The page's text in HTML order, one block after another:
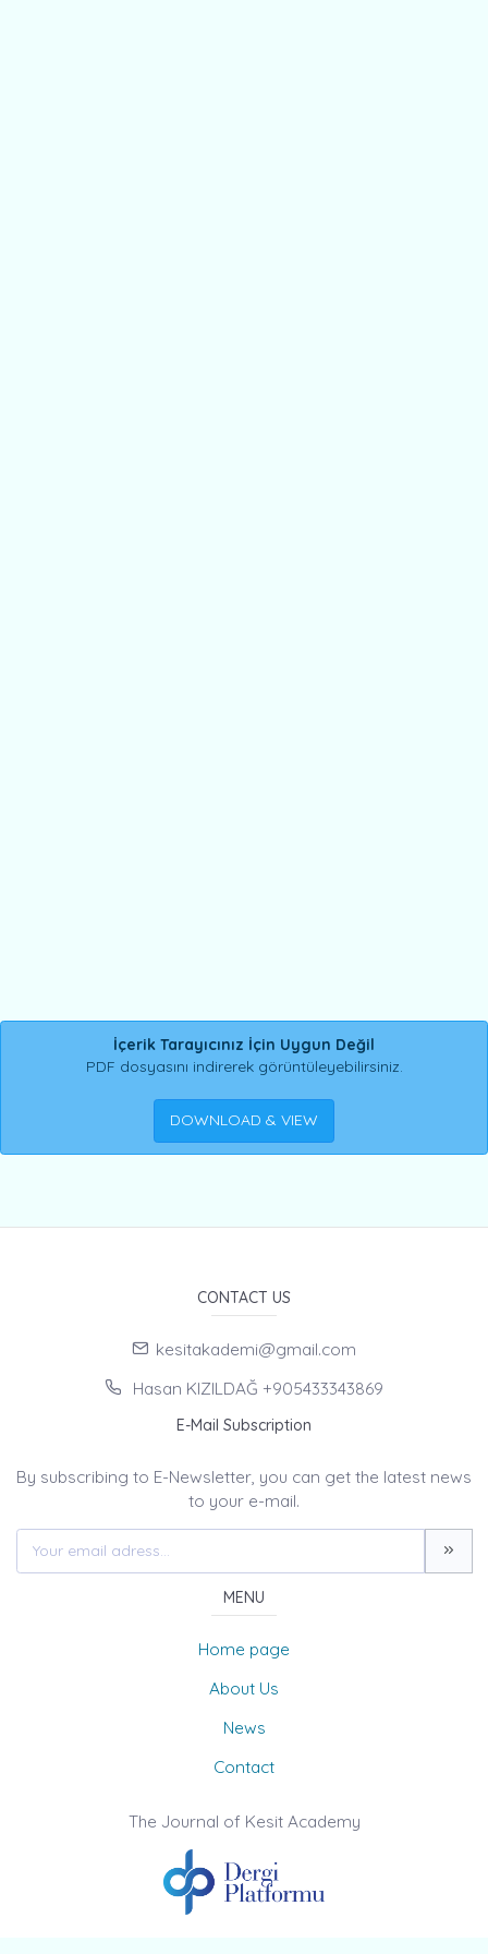
İçerik Tarayıcınız İçin Uygun Değil
PDF dosyasını indirerek görüntüleyebilirsiniz.
DOWNLOAD & VIEW
CONTACT US
kesitakademi@gmail.com
Hasan KIZILDAĞ +905433343869
E-Mail Subscription
By subscribing to E-Newsletter, you can get the latest news
to your e-mail.
MENU
Home page
About Us
News
Contact
The Journal of Kesit Academy